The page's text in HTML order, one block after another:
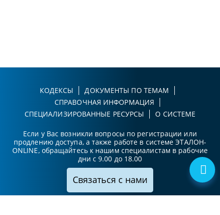
КОДЕКСЫ
ДОКУМЕНТЫ ПО ТЕМАМ
СПРАВОЧНАЯ ИНФОРМАЦИЯ
СПЕЦИАЛИЗИРОВАННЫЕ РЕСУРСЫ
О СИСТЕМЕ
Если у Вас возникли вопросы по регистрации или
продлению доступа, а также работе в системе ЭТАЛОН-
ONLINE, обращайтесь к нашим специалистам в рабочие
дни с 9.00 до 18.00
Связаться с нами